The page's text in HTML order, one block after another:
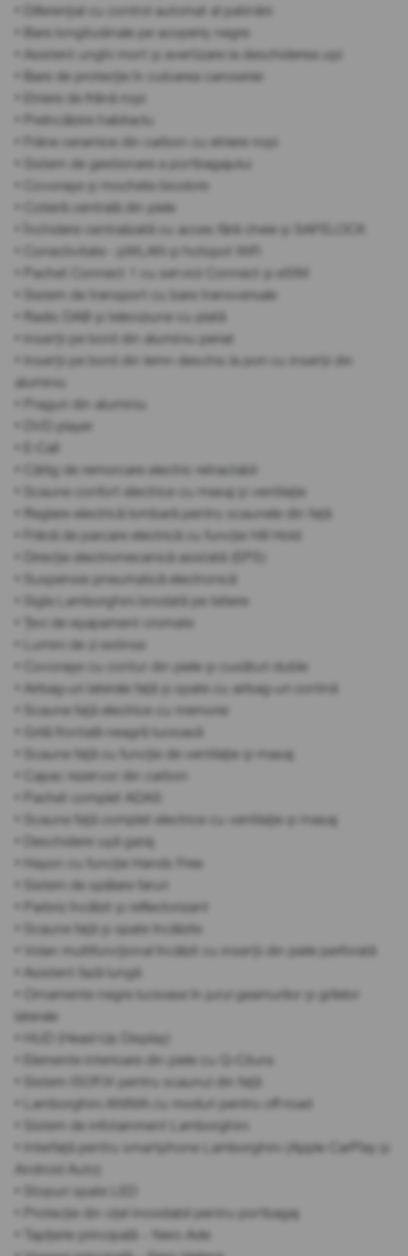
• Diferențial cu control automat al patinării
• Bare longitudinale pe acoperiș negre
• Asistent unghi mort și avertizare la deschiderea ușii
• Bare de protecție în culoarea caroseriei
• Etriere de frână roșii
• Preîncălzire habitaclu
• Frâne ceramice din carbon cu etriere roșii
• Sistem de gestionare a portbagajului
• Covorașe și mochete bicolore
• Cotieră centrală din piele
• Închidere centralizată cu acces fără cheie și SAFELOCK
• Conectivitate - pWLAN și hotspot WiFi
• Pachet Connect 1 cu servicii Connect și eSIM
• Sistem de transport cu bare transversale
• Radio DAB și televiziune cu plată
• Inserții pe bord din aluminiu periat
• Inserții pe bord din lemn deschis la pori cu inserții din
aluminiu
• Praguri din aluminiu
• DVD player
• E-Call
• Cârlig de remorcare electric retractabil
• Scaune confort electrice cu masaj și ventilație
• Reglare electrică lombară pentru scaunele din față
• Frână de parcare electrică cu funcție Hill Hold
• Direcție electromecanică asistată (EPS)
• Suspensie pneumatică electronică
• Sigla Lamborghini brodată pe tetiere
• Țevi de eșapament cromate
• Lumini de zi extinse
• Covorașe cu contur din piele și cusături duble
• Airbag-uri laterale față și spate cu airbag-uri cortină
• Scaune față electrice cu memorie
• Grilă frontală neagră lucioasă
• Scaune față cu funcție de ventilație și masaj
• Capac rezervor din carbon
• Pachet complet ADAS
• Scaune față complet electrice cu ventilație și masaj
• Deschidere ușă garaj
• Hayon cu funcție Hands Free
• Sistem de spălare faruri
• Parbriz încălzit și reflectorizant
• Scaune față și spate încălzite
• Volan multifuncțional încălzit cu inserții din piele perforată
• Asistent fază lungă
• Ornamente negre lucioase în jurul geamurilor și grilelor
laterale
• HUD (Head-Up Display)
• Elemente interioare din piele cu Q-Citura
• Sistem ISOFIX pentru scaunul din față
• Lamborghini ANIMA cu moduri pentru off-road
• Sistem de infotainment Lamborghini
• Interfață pentru smartphone Lamborghini (Apple CarPlay și
Android Auto)
• Stopuri spate LED
• Protecție din oțel inoxidabil pentru portbagaj
• Tapițerie principală – Nero Ade